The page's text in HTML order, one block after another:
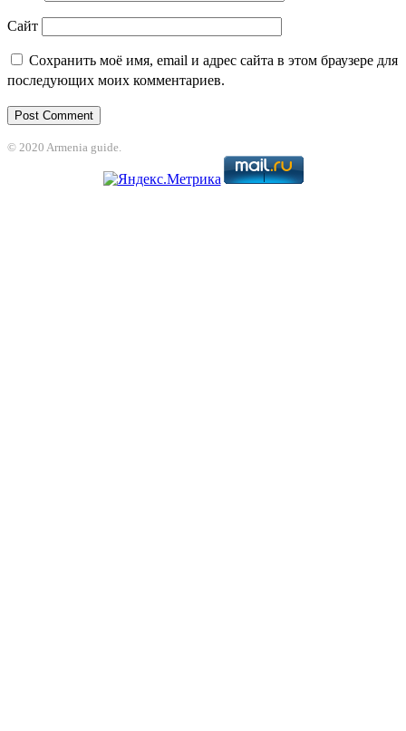
Сайт
Сохранить моё имя, email и адрес сайта в этом браузере для
последующих моих комментариев.
© 2020 Armenia guide.